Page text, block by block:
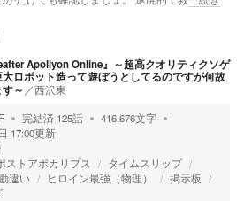
Apollyon Online』～超高クオリティクソゲ
ロボット造って遊ぼうとしてるのですが何故
～ ／西沢東
完結済 125話 416,676文字
17:00更新
ストアポカリプス
タイムスリップ
違い ヒロイン最強（物理）
掲示板